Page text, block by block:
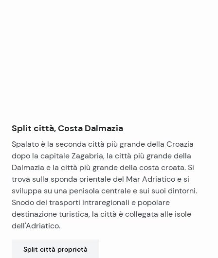
Split città, Costa Dalmazia
Spalato è la seconda città più grande della Croazia
dopo la capitale Zagabria, la città più grande della
Dalmazia e la città più grande della costa croata. Si
trova sulla sponda orientale del Mar Adriatico e si
sviluppa su una penisola centrale e sui suoi dintorni.
Snodo dei trasporti intraregionali e popolare
destinazione turistica, la città è collegata alle isole
dell'Adriatico.
Split città proprietà